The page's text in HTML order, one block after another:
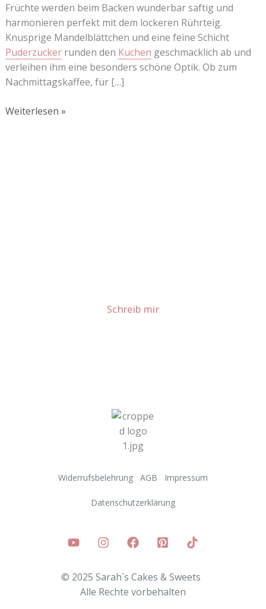
Früchte werden beim Backen wunderbar saftig und
harmonieren perfekt mit dem lockeren Rührteig.
Knusprige Mandelblättchen und eine feine Schicht
Puderzuckerrunden den Kuchen geschmacklich ab und
verleihen ihm eine besonders schöne Optik. Ob zum
Nachmittagskaffee, für […]
Weiterlesen »
Schreib mir
Widerrufsbelehrung AGB Impressum
Datenschutzerklärung
© 2025 Sarah`s Cakes & Sweets
Alle Rechte vorbehalten